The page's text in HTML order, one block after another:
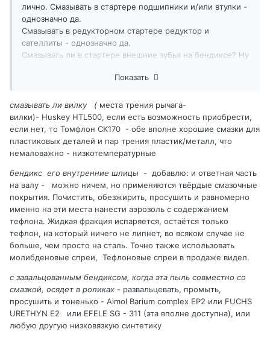
лично. Смазывать в стартере подшипники и/или втулки -
однозначно да.
Смазывать в редукторном стартере редуктор и
сателлиты - однозначно да.
Смазывать ли в стартере внешние зубья на бендиксе? Ну
шлицы? Предлагаю подумать... Если смазать даже
небольшим слоем любой смазкой - будут ли налипать на
эту смазку продукты иноса диска сцепления?
Однозначно, да. Что будет с завальцованным бендиксом,
когда эта пыль совместно со смазкой, осядет в роликах?
(соленоид) по своей сути? При подаче напряжения на
катушку его задача максимально быстро "защелкнуться".
Чем быстрее он это сделает, тем меньше будут выгорать
пятаки. В случае со смазкой скорость срабатывания
однозначно уменьшиться (это как взмахнуть рукой в
воздухе и тоже самое сделать в воде - разница
ощутима). Как то так.
Показать
смазывать ли вилку ( места трения рычага-
вилки)- Huskey HTL500, если есть возможность приобрести,
если нет, то Томфлон СК170 - обе вполне хорошие смазки для
пластиковых деталей и пар трения пластик/металл, что
немаловажно - низкотемпературные
бендикс его внутренние шлицы - добавлю: и ответная часть
на валу - можно ничем, но применяются твёрдые смазочные
покрытия. Почистить, обезжирить, просушить и равномерно
именно на эти места нанести аэрозоль с содержанием
тефлона. Жидкая фракция испаряется, остаётся только
тефлон, на который ничего не липнет, во всяком случае не
больше, чем просто на сталь. Точно также использовать
молибденовые спреи, Тефлоновые спреи в продаже видел.
с завальцованным бендиксом, когда эта пыль совместно со
смазкой, осядет в роликах - развальцевать, промыть,
просушить и тоненько - Aimol Barium complex EP2 или FUCHS
URETHYN E2 или EFELE SG - 311 (эта вполне доступна), или
любую другую низковязкую синтетику